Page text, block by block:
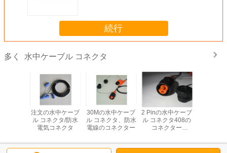
続行
多く 水中ケーブル コネクタ
注文の水中ケーブ
ル コネクタ/防水
電気コネクタ
30Mの水中ケーブ
ル コネクタ、防水
電線のコネクター
2 Pinの水中ケーブ
ル コネクタ408の
コネクター